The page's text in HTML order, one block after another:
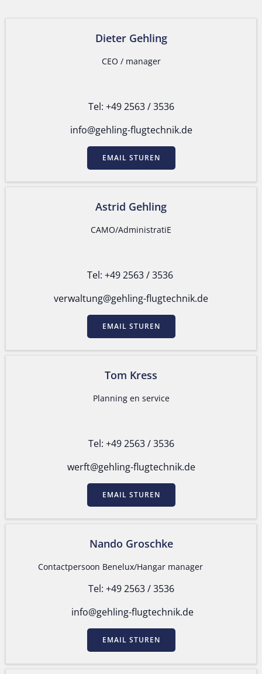
Dieter Gehling
CEO / manager
Tel: +49 2563 / 3536
info@gehling-flugtechnik.de
EMAIL STUREN
Astrid Gehling
CAMO/AdministratiE
Tel: +49 2563 / 3536
verwaltung@gehling-flugtechnik.de
EMAIL STUREN
Tom Kress
Planning en service
Tel: +49 2563 / 3536
werft@gehling-flugtechnik.de
EMAIL STUREN
Nando Groschke
Contactpersoon Benelux/Hangar manager
Tel: +49 2563 / 3536
info@gehling-flugtechnik.de
EMAIL STUREN